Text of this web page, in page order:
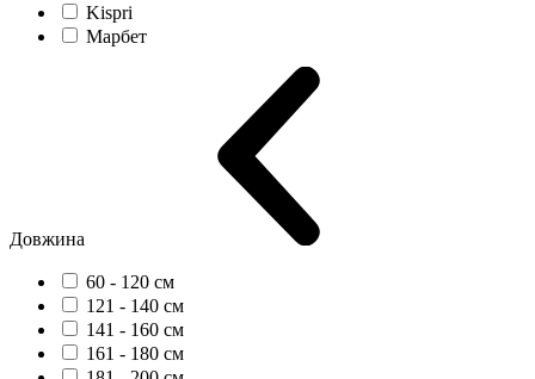
Kispri
Марбет
Довжина
60 - 120 см
121 - 140 см
141 - 160 см
161 - 180 см